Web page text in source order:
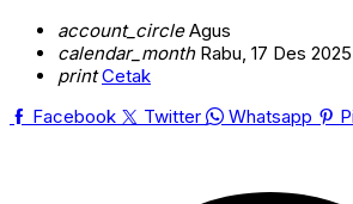
account_circleAgus
calendar_monthRabu, 17 Des 2025
print Cetak
Facebook
Twitter Whatsapp